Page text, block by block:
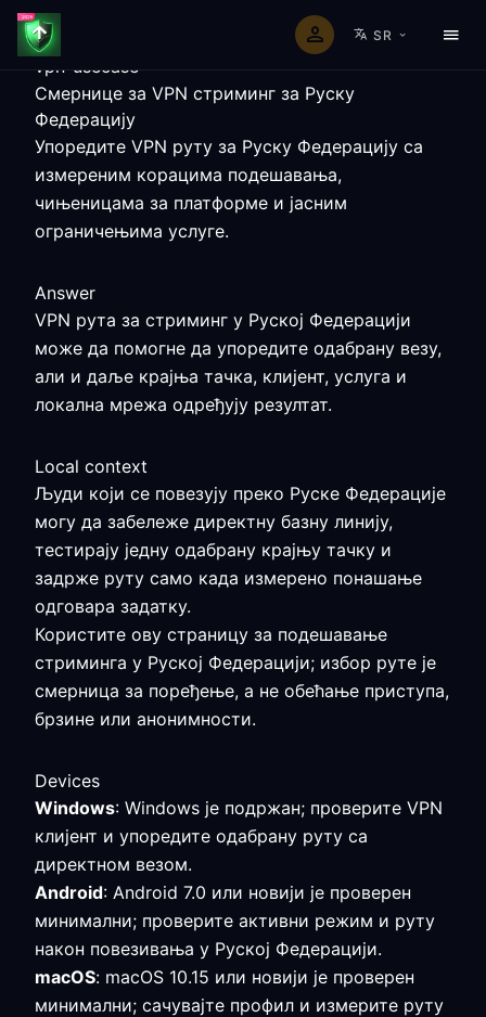
SR
vpn-usecase
Смернице за VPN стриминг за Руску
Федерацију
Упоредите VPN руту за Руску Федерацију са
измереним корацима подешавања,
чињеницама за платформе и јасним
ограничењима услуге.
Answer
VPN рута за стриминг у Руској Федерацији
може да помогне да упоредите одабрану везу,
али и даље крајња тачка, клијент, услуга и
локална мрежа одређују резултат.
Local context
Људи који се повезују преко Руске Федерације
могу да забележе директну базну линију,
тестирају једну одабрану крајњу тачку и
задрже руту само када измерено понашање
одговара задатку.
Користите ову страницу за подешавање
стриминга у Руској Федерацији; избор руте је
смерница за поређење, а не обећање приступа,
брзине или анонимности.
Devices
Windows: Windows је подржан; проверите VPN
клијент и упоредите одабрану руту са
директном везом.
Android: Android 7.0 или новији је проверен
минимални; проверите активни режим и руту
након повезивања у Руској Федерацији.
macOS: macOS 10.15 или новији је проверен
минимални; сачувајте профил и измерите руту